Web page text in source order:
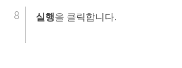
실행을 클릭합니다.